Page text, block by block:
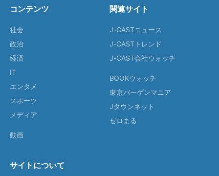
コンテンツ
社会
政治
経済
IT
エンタメ
スポーツ
メディア
動画
関連サイト
J-CASTニュース
J-CASTトレンド
J-CAST会社ウォッチ
BOOKウォッチ
東京バーゲンマニア
Jタウンネット
ゼロまる
サイトについて